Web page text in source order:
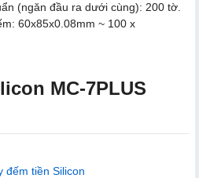
(ngăn đầu ra dưới cùng): 200 tờ.
60x85x0.08mm ~ 100 x
MC-7PLUS
đếm tiền Silicon